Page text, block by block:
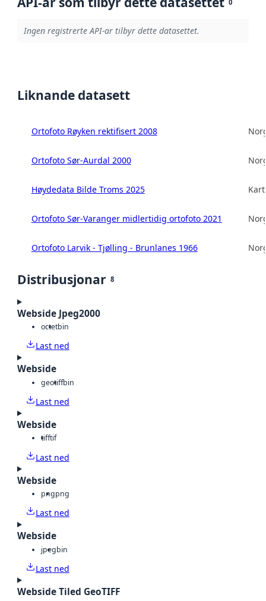
0
Ingen registrerte API-ar tilbyr dette datasettet.
Liknande datasett
Ortofoto Røyken rektifisert 2008
Ortofoto Sør-Aurdal 2000
Høydedata Bilde Troms 2025
Ortofoto Sør-Varanger midlertidig ortofoto 2021
Ortofoto Larvik - Tjølling - Brunlanes 1966
Distribusjonar 8
Webside Jpeg2000
octetbin
Last ned
Webside
geotiffbin
Last ned
Webside
tifftif
Last ned
Webside
pngpng
Last ned
Webside
jpegbin
Last ned
Webside Tiled GeoTIFF